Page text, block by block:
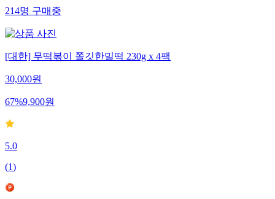
214명구매중
[대한] 무떡볶이 쫄깃한밀떡 230g x 4팩
30,000원
67%9,900원
5.0
(1)